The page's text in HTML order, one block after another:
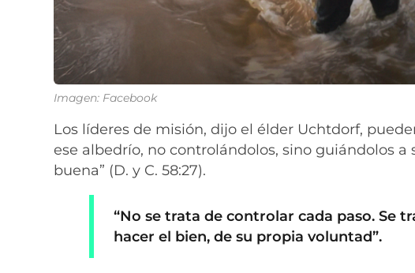
Imagen: Facebook
Los líderes de misión, dijo el élder Uchtdorf,
ese albedrío, no controlándolos, sino guiándolos
buena” (D. y C. 58:27).
“No se trata de controlar cada paso. Se
hacer el bien, de su propia voluntad”.